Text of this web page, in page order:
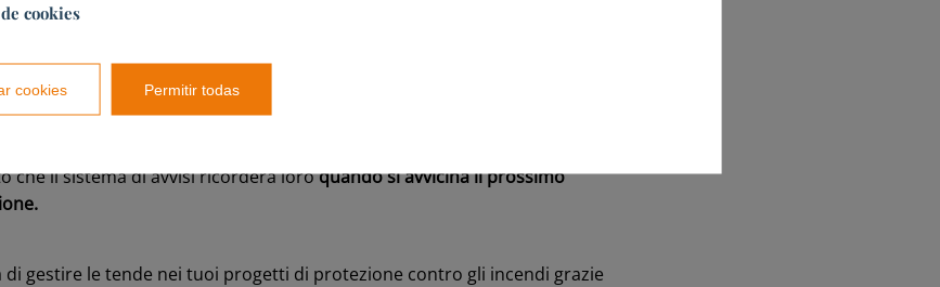
dirette
delle manutenzioni e interventi
che il sistema di avvisi ricorderà loroquando si avvicina il prossimo
di gestire le tende nei tuoi progetti di protezione contro gli incendi grazie
cookies
cookies Permitir todas